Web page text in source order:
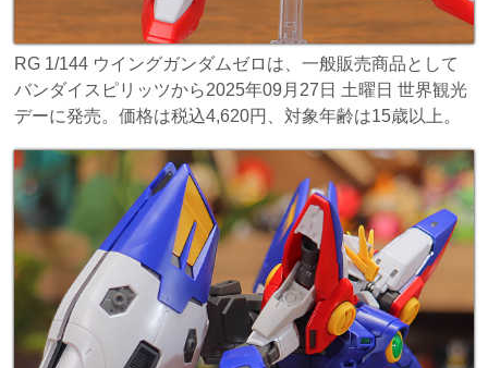
RG 1/144 ウイングガンダムゼロは、一般販売商品として
バンダイスピリッツから2025年09月27日 土曜日 世界観光
デーに発売。価格は税込4,620円、対象年齢は15歳以上。